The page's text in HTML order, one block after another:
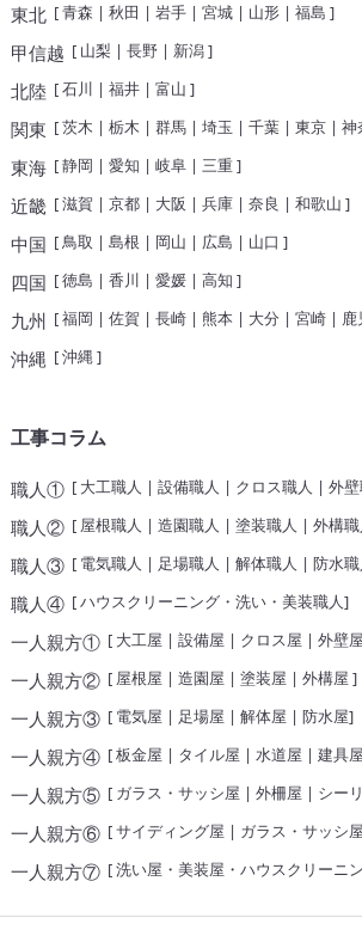
東北 [青森 | 秋田 | 岩手| 宮城| 山形| 福島 ]
甲信越 [ 山梨 | 長野| 新潟]
北陸 [石川 | 福井| 富山 ]
関東 [茨木 | 栃木 | 群馬| 埼玉 | 千葉| 東京| 神
東海[静岡 | 愛知 | 岐阜| 三重]
近畿[滋賀 | 京都| 大阪 | 兵庫| 奈良 | 和歌山 ]
中国 [鳥取 | 島根 | 岡山 | 広島 | 山口 ]
四国 [徳島 | 香川 | 愛媛| 高知 ]
九州 [福岡 | 佐賀 | 長崎| 熊本| 大分 | 宮崎| 鹿
沖縄 [沖縄]
工事コラム
職人①[ 大工職人 | 設備職人 | クロス職人 | 外
職人②[ 屋根職人 | 造園職人 | 塗装職人 | 外構職
職人③[ 電気職人 | 足場職人 | 解体職人 | 防水職
職人④[ハウスクリーニング・洗い・美装職人]
一人親方①[ 大工屋 | 設備屋 | クロス屋 | 外壁屋
一人親方②[ 屋根屋 | 造園屋 | 塗装屋 | 外構屋 ]
一人親方③[ 電気屋 | 足場屋 | 解体屋 | 防水屋]
一人親方④[板金屋 | タイル屋 | 水道屋 | 建具屋
一人親方⑤[ ガラス・サッシ屋 | 外柵屋 | シー
一人親方⑥[サイディング屋 | ガラス・サッシ屋
一人親方⑦[洗い屋・美装屋・ハウスクリーニ